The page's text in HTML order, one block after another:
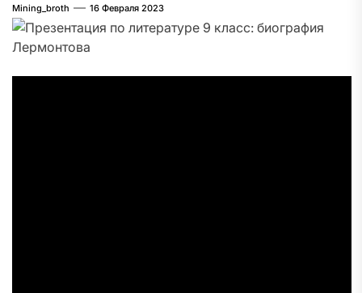
Mining_broth 16 Февраля 2023